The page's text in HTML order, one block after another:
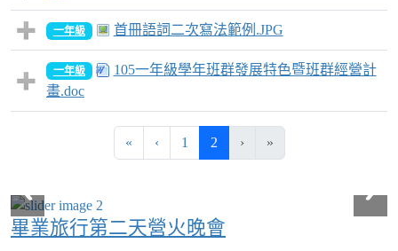
一年級 首冊語詞二次寫法範例.JPG
一年級
105一年級學年班群發展特色暨班群經營計
畫.doc
«第一頁
‹上一頁
1 2(目前頁次)
› »
畢業旅行第二天營火晚會